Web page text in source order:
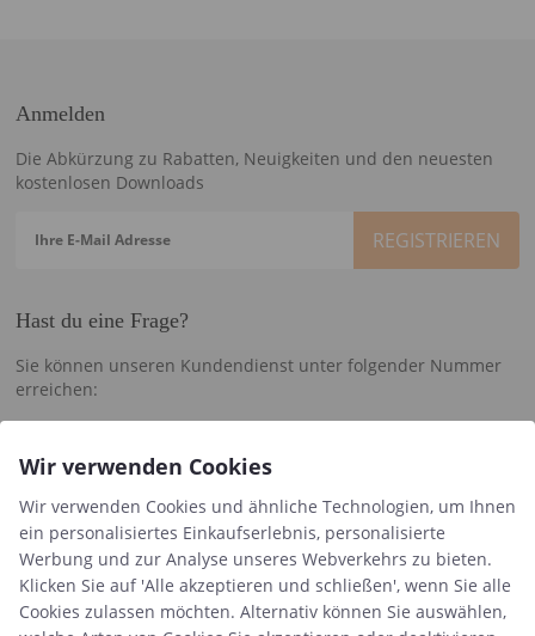
Hast du eine Frage?
Sie können unseren Kundendienst unter folgender Nummer
erreichen:
Wir beantworten E-mails und Anrufe immer Montag – Freitag
zwischen 10-15 Uhr.
info@minimisiu.de
Anmelden
Die Abkürzung zu Rabatten, Neuigkeiten und den neuesten
kostenlosen Downloads
Ihre E-Mail Adresse
Wir verwenden Cookies
Wir verwenden Cookies und ähnliche Technologien, um Ihnen
ein personalisiertes Einkaufserlebnis, personalisierte
Werbung und zur Analyse unseres Webverkehrs zu bieten.
Klicken Sie auf 'Alle akzeptieren und schließen', wenn Sie alle
Cookies zulassen möchten. Alternativ können Sie auswählen,